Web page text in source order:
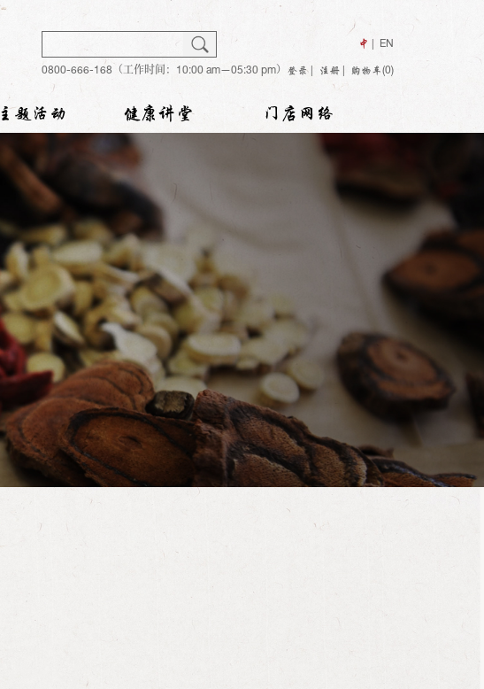
索
Search 中 EN
0800-666-168（工作时间：10:00 am—05:30 pm） 登录 注册 购物车(0)
主题活动 健康讲堂 门店网络